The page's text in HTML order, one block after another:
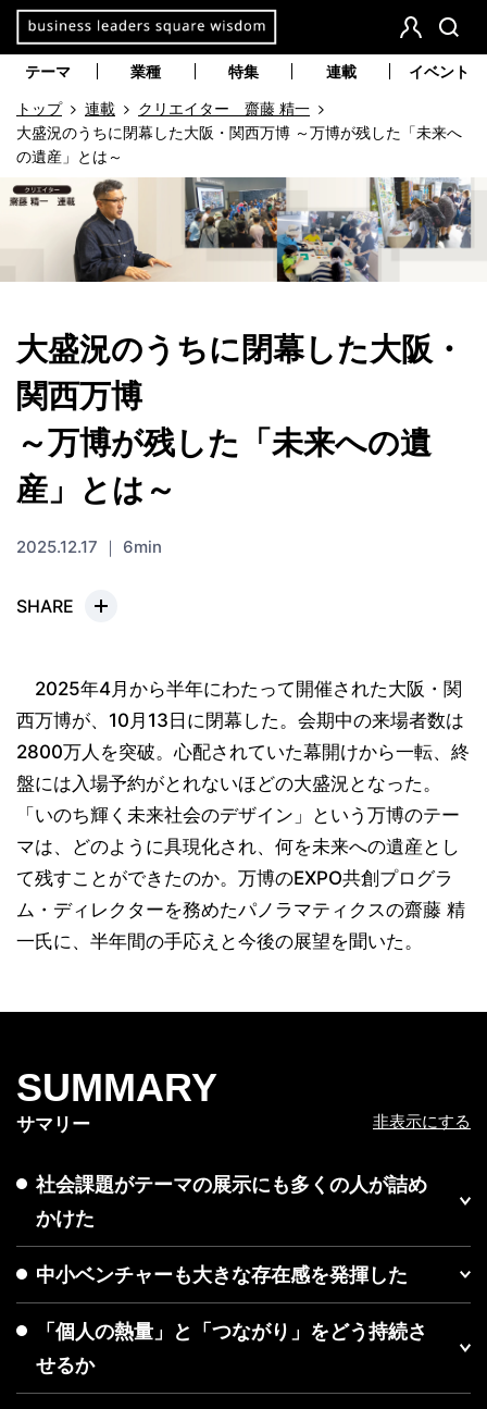
会
検
テーマ 業種 特集 連載 イベント
トップ 連載
クリエイター 齋藤 精一
大盛況のうちに閉幕した大阪・関西万博 ～万博が残した「未来へ
の遺産」とは～
大盛況のうちに閉幕した大阪・
関西万博
～万博が残した「未来への遺
産」とは～
2025.12.17 ｜ 6min
SHARE
2025年4月から半年にわたって開催された大阪・関
西万博が、10月13日に閉幕した。会期中の来場者数は
2800万人を突破。心配されていた幕開けから一転、終
盤には入場予約がとれないほどの大盛況となった。
「いのち輝く未来社会のデザイン」という万博のテー
マは、どのように具現化され、何を未来への遺産とし
て残すことができたのか。万博のEXPO共創プログラ
ム・ディレクターを務めたパノラマティクスの齋藤 精
一氏に、半年間の手応えと今後の展望を聞いた。
SUMMARY
サマリー 非表示にする
社会課題がテーマの展示にも多くの人が詰め
かけた
中小ベンチャーも大きな存在感を発揮した
「個人の熱量」と「つながり」をどう持続さ
せるか